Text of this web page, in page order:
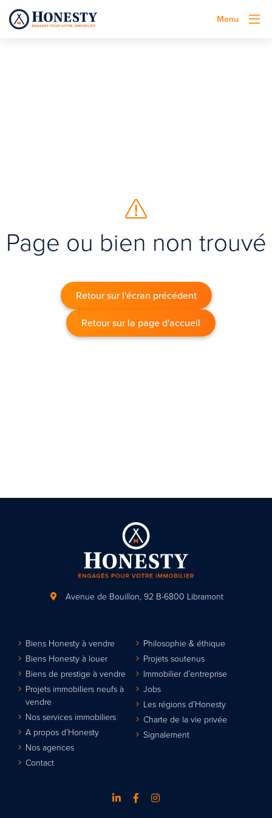
Menu
Page ou bien non trouvé
Retour sur l'écran précédent
Retour sur la page d'accueil
Avenue de Bouillon, 92 B-6800 Libramont
Biens Honesty à vendre
Biens Honesty à louer
Biens de prestige à vendre
Projets immobiliers neufs à
vendre
Nos services immobiliers
A propos d’Honesty
Nos agences
Contact
Philosophie & éthique
Projets soutenus
Immobilier d’entreprise
Jobs
Les régions d’Honesty
Charte de la vie privée
Signalement